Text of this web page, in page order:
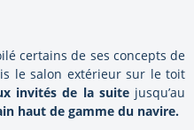
certains de ses concepts de
le salon extérieur sur le toit
invités de la suitejusqu’au
haut de gamme du navire.